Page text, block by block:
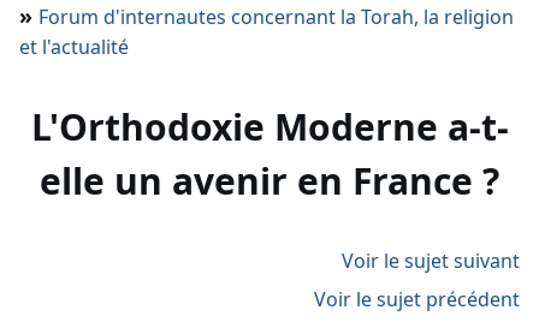
» Forum d'internautes concernant la Torah, la religion
et l'actualité
L'Orthodoxie Moderne a-t-
elle un avenir en France ?
Voir le sujet suivant
Voir le sujet précédent